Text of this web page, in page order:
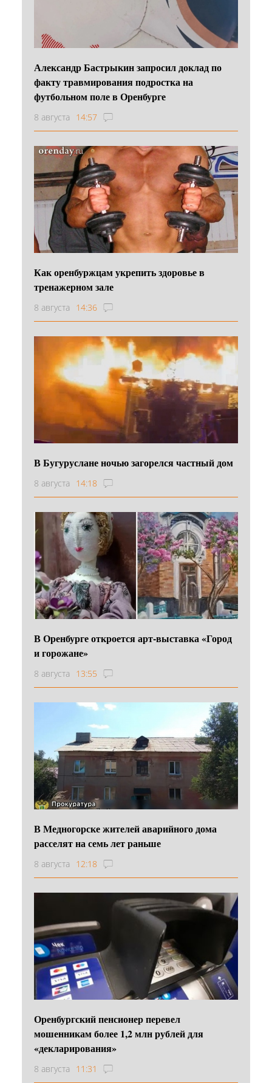
Александр Бастрыкин запросил доклад по
факту травмирования подростка на
футбольном поле в Оренбурге
8 августа 14:57
Как оренбуржцам укрепить здоровье в
тренажерном зале
8 августа 14:36
В Бугуруслане ночью загорелся частный дом
8 августа 14:18
В Оренбурге откроется арт-выставка «Город
и горожане»
8 августа 13:55
В Медногорске жителей аварийного дома
расселят на семь лет раньше
8 августа 12:18
Оренбургский пенсионер перевел
мошенникам более 1,2 млн рублей для
«декларирования»
8 августа 11:31